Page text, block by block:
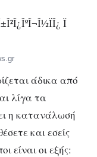
άδικα από
λίγα τα
η κατανάλωσή
και εσείς
είναι οι εξής: